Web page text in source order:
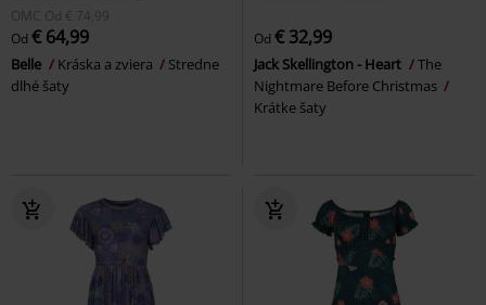
OMC Od € 74,99
Od € 64,99
Belle Kráska a zviera
Stredne
dlhé šaty
Od € 32,99
Jack Skellington - Heart
The
Nightmare Before Christmas
Krátke šaty